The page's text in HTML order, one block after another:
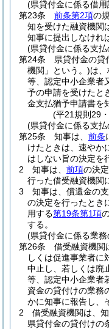
(県貸付金に係る借用
第23条
前条第2項の
知を受けた融資機関
知事に提出しなけれ
(県貸付金に係る支
第24条
県貸付金の貸
機関」という。)は
等、認定中小企業者
予の申請を受けたと
金支払猶予申請書を
(平21規則29
(県貸付金に係る支
第25条
知事は、 前条
けたときは、速やか
はしない旨の決定を
2
知事は、 前項の決
行った借受融資機関
3
知事は、償還金の
の決定を行ったとき
用する第19条第1項
する。
(県貸付金に係る業
第26条
借受融資機関
しくは促進事業者に
中止し、若しくは廃
等、認定中小企業者
資金の貸付けの業務
かに知事に報告し、
2
借受融資機関は、
県貸付金の貸付けの